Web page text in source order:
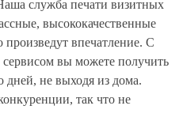
служба печати визитных
высококачественные
произведут впечатление. С
вы можете получить
дней, не выходя из дома.
так что не